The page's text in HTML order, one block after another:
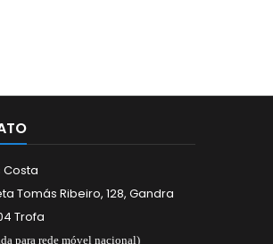
Costa
Tomás Ribeiro, 128, Gandra
Trofa
para rede móvel nacional)